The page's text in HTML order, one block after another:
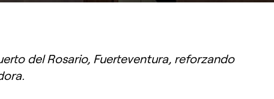
del Rosario, Fuerteventura, reforzando